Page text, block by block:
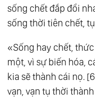
sống chết đắp đổi
sống thời tiên chết,
«Sống hay chết,
một, vì sự biến hóa,
kia sẽ thành cái nọ.
vạn, vạn tụ thời